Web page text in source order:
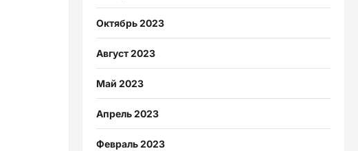
Октябрь 2023
Август 2023
Май 2023
Апрель 2023
Февраль 2023